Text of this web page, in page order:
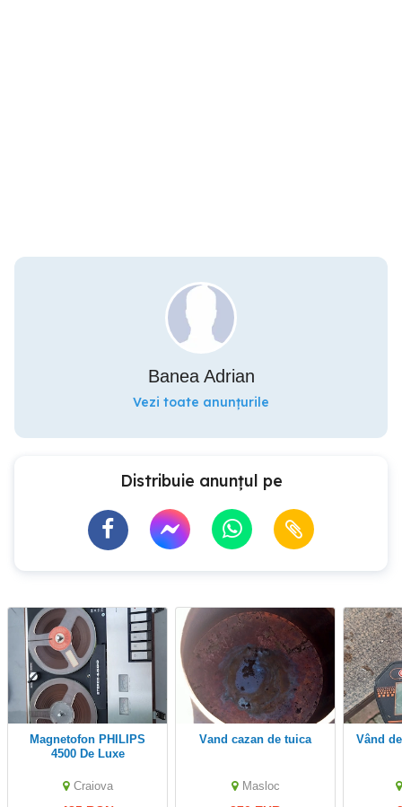
Banea Adrian
Vezi toate anunțurile
Distribuie anunțul pe
Magnetofon PHILIPS
4500 De Luxe
Craiova
vand cazan de tuica
Masloc
vând